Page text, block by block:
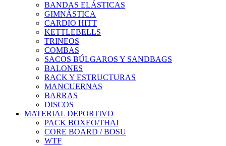
BANDAS ELÁSTICAS
GIMNÁSTICA
CARDIO HITT
KETTLEBELLS
TRINEOS
COMBAS
SACOS BÚLGAROS Y SANDBAGS
BALONES
RACK Y ESTRUCTURAS
MANCUERNAS
BARRAS
DISCOS
MATERIAL DEPORTIVO
PACK BOXEO/THAI
CORE BOARD / BOSU
WTF